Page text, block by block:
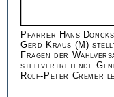
Pfarrer Hans
Gerd Kraus (M)
Fragen der
stellvertretende
Rolf-Peter Cremer